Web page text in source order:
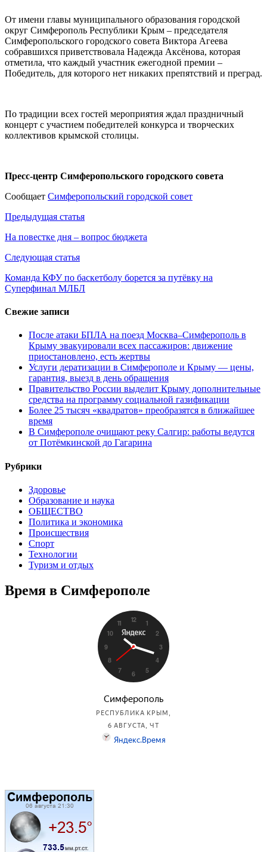
От имени главы муниципального образования городской
округ Симферополь Республики Крым – председателя
Симферопольского городского совета Виктора Агеева
собравшихся приветствовала Надежда Аксёнова, которая
отметила, что каждый участник ежегодной премии –
Победитель, для которого нет никаких препятствий и преград.
По традиции всех гостей мероприятия ждал праздничный
концерт с участием победителей конкурса и творческих
коллективов крымской столицы.
Пресс-центр Симферопольского городского совета
Сообщает Симферопольский городской совет
Навигация
по
записям
Предыдущая статья
На повестке дня – вопрос бюджета
Следующая статья
Команда КФУ по баскетболу борется за путёвку на
Суперфинал МЛБЛ
Свежие записи
После атаки БПЛА на поезд Москва–Симферополь в
Крыму эвакуировали всех пассажиров: движение
приостановлено, есть жертвы
Услуги дератизации в Симферополе и Крыму — цены,
гарантия, выезд в день обращения
Правительство России выделит Крыму дополнительные
средства на программу социальной газификации
Более 25 тысяч «квадратов» преобразятся в ближайшее
время
В Симферополе очищают реку Салгир: работы ведутся
от Потёмкинской до Гагарина
Рубрики
Здоровье
Образование и наука
ОБЩЕСТВО
Политика и экономика
Происшествия
Спорт
Технологии
Туризм и отдых
Время в Симферополе